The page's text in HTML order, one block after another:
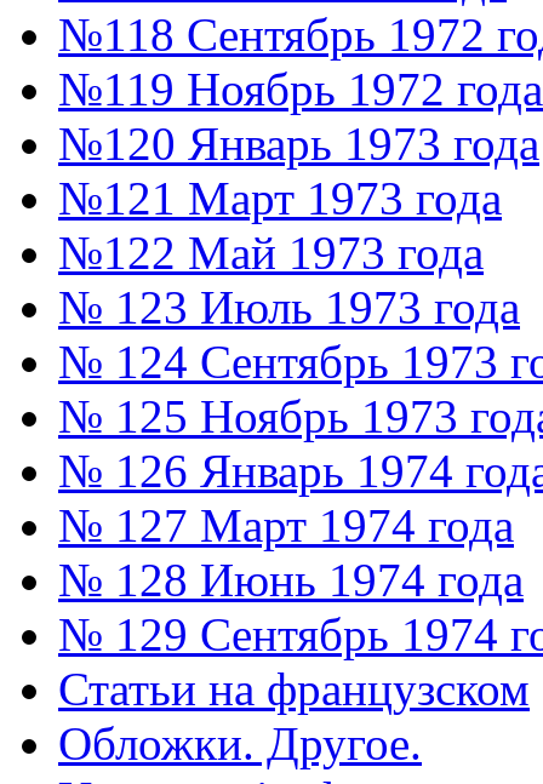
№118 Сентябрь 1972
№119 Ноябрь 1972 года
№120 Январь 1973 года
№121 Март 1973 года
№122 Май 1973 года
№ 123 Июль 1973 года
№ 124 Сентябрь 1973
№ 125 Ноябрь 1973
№ 126 Январь 1974
№ 127 Март 1974 года
№ 128 Июнь 1974 года
№ 129 Сентябрь 1974
Статьи на французском
Обложки. Другое.